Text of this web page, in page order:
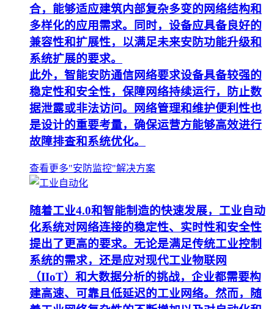
合，能够适应建筑内部复杂多变的网络结构和
多样化的应用需求。同时，设备应具备良好的
兼容性和扩展性，以满足未来安防功能升级和
系统扩展的要求。
此外，智能安防通信网络要求设备具备较强的
稳定性和安全性，保障网络持续运行，防止数
据泄露或非法访问。网络管理和维护便利性也
是设计的重要考量，确保运营方能够高效进行
故障排查和系统优化。
查看更多"安防监控"解决方案
随着工业4.0和智能制造的快速发展，工业自动
化系统对网络连接的稳定性、实时性和安全性
提出了更高的要求。无论是满足传统工业控制
系统的需求，还是应对现代工业物联网
（IIoT）和大数据分析的挑战，企业都需要构
建高速、可靠且低延迟的工业网络。然而，随